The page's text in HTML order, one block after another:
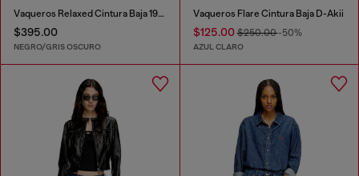
Vaqueros Relaxed Cintura Baja 1996 D-Sire
$395.00
NEGRO/GRIS OSCURO
Vaqueros Flare Cintura Baja D-Akii
$125.00$250.00-50%
AZUL CLARO